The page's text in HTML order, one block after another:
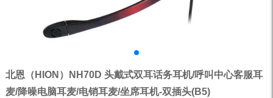
北恩（HION）NH70D 头戴式双耳话务耳机/呼叫中心客服耳
麦/降噪电脑耳麦/电销耳麦/坐席耳机-双插头(B5)